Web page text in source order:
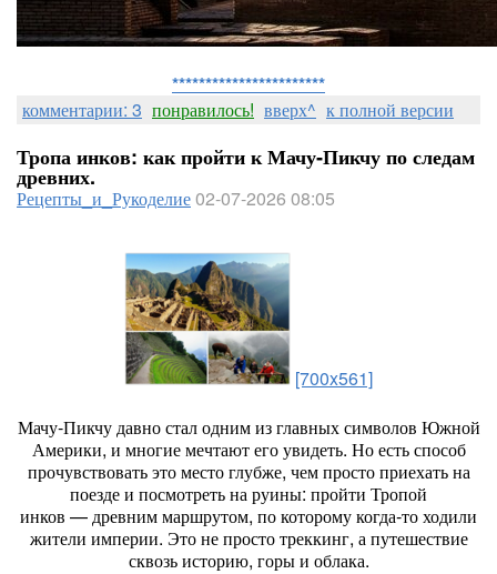
***********************
комментарии: 3 понравилось! вверх^ к полной версии
Тропа инков: как пройти к Мачу‑Пикчу по следам
древних.
Рецепты_и_Рукоделие02-07-2026 08:05
[700x561]
Мачу‑Пикчудавносталоднимизглавныхсимволов Южной
Америки, и многиемечтаютегоувидеть. Ноестьспособ
прочувствоватьэтоместоглубже, чемпростоприехатьна
поездеи посмотретьнаруины: пройти Тропой
инков — древниммаршрутом, покоторомукогда‑тоходили
жители империи. Этонепростотреккинг, апутешествие
сквозьисторию, горыи облака.